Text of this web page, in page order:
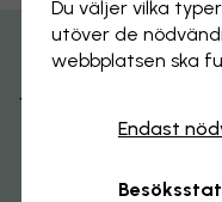
Du väljer vilka
utöver de
webbplatsen ska
Endast
Få 15% rabatt